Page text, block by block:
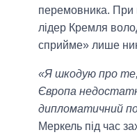
перемовника.
лідер Кремля
сприйме» лише
«Я шкодую про
Європа
дипломатичний
Меркель під час